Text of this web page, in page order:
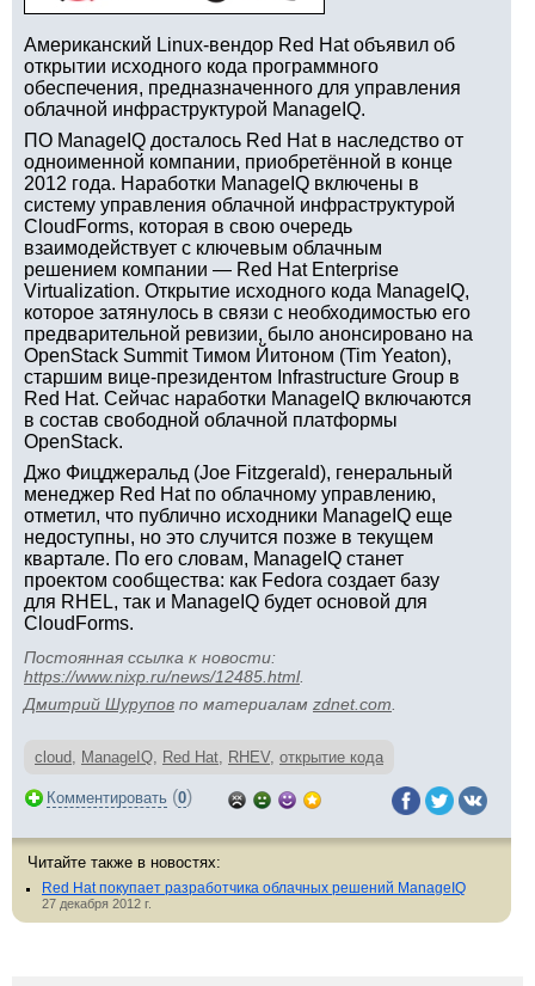
Американский Linux-вендор Red Hat объявил об
открытии исходного кода программного
обеспечения, предназначенного для управления
облачной инфраструктурой ManageIQ.
ПО ManageIQ досталось Red Hat в наследство от
одноименной компании, приобретённой в конце
2012 года. Наработки ManageIQ включены в
систему управления облачной инфраструктурой
CloudForms, которая в свою очередь
взаимодействует с ключевым облачным
решением компании — Red Hat Enterprise
Virtualization. Открытие исходного кода ManageIQ,
которое затянулось в связи с необходимостью его
предварительной ревизии, было анонсировано на
OpenStack Summit Тимом Йитоном (Tim Yeaton),
старшим вице-президентом Infrastructure Group в
Red Hat. Сейчас наработки ManageIQ включаются
в состав свободной облачной платформы
OpenStack.
Джо Фицджеральд (Joe Fitzgerald), генеральный
менеджер Red Hat по облачному управлению,
отметил, что публично исходники ManageIQ еще
недоступны, но это случится позже в текущем
квартале. По его словам, ManageIQ станет
проектом сообщества: как Fedora создает базу
для RHEL, так и ManageIQ будет основой для
CloudForms.
Постоянная ссылка к новости:
https://www.nixp.ru/news/12485.html.
Дмитрий Шурупов по материалам zdnet.com
cloud, ManageIQ, Red Hat, RHEV, открытие кода
Комментировать (0)
Читайте также в новостях:
Red Hat покупает разработчика облачных решений ManageIQ
27 декабря 2012 г.